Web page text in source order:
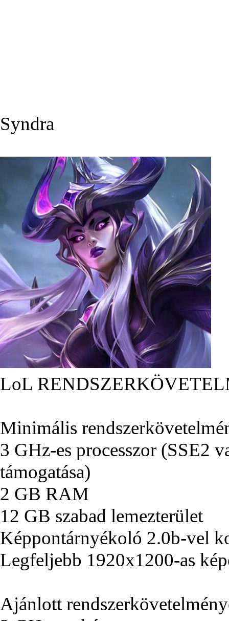
Syndra
LoL
Minimális
3 GHz-es processzor (SSE2
támogatása)
2 GB RAM
12 GB szabad lemezterület
Képpontárnyékoló 2.0b-vel
Legfeljebb 1920x1200-as
Ajánlott